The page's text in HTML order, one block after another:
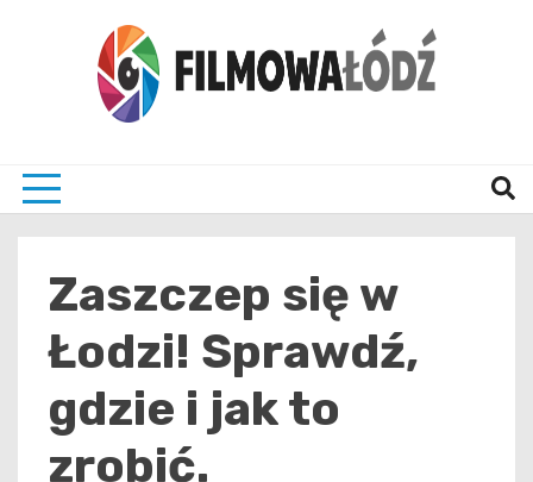
Zaszczep się w
Łodzi! Sprawdź,
gdzie i jak to
zrobić.